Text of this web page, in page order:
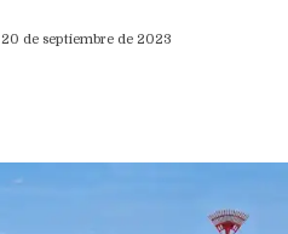
20 de septiembre de 2023